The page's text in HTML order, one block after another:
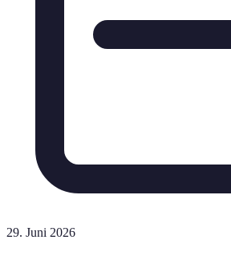
29. Juni 2026